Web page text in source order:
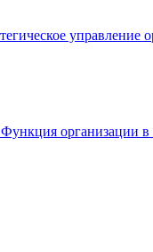
управление
Функция организации